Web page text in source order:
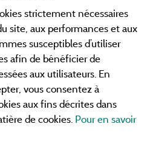
CGV
. Consultez les fiches de
meilleures offres dans les
Pont d'Arc, la grotte de l'Aven
Jonc ou le mont Mézenc...
en ligne avant de contacter le
strictement nécessaires
site, aux performances et aux
susceptibles d’utiliser
afin de bénéficier de
aux utilisateurs. En
vous consentez à
aux fins décrites dans
de cookies. Pour en savoir